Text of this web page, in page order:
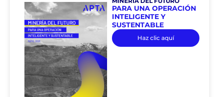
PARA UNA OPERACIÓN
INTELIGENTE Y
SUSTENTABLE
Haz clic aquí